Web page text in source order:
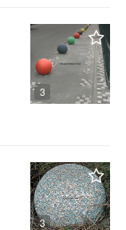
3
3